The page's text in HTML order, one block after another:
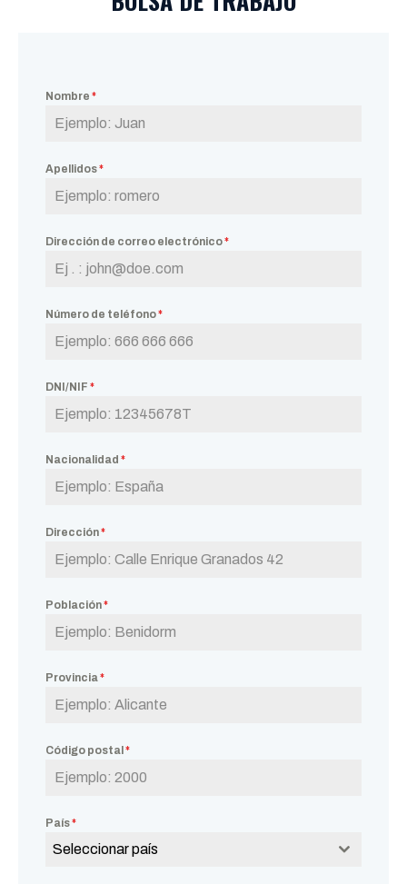
Nombre *
Apellidos*
Dirección de correo electrónico*
Número de teléfono*
DNI/NIF *
Nacionalidad *
Dirección*
Población*
Provincia*
Código postal*
País*
Seleccionar país